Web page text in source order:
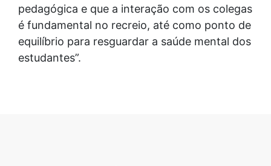
pedagógica e que a interação com os colegas
é fundamental no recreio, até como ponto de
equilíbrio para resguardar a saúde mental dos
estudantes”.